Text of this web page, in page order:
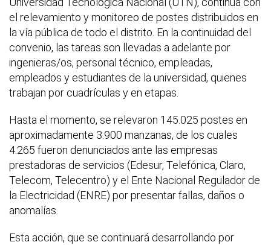
el relevamiento y monitoreo de postes distribuidos en
la vía pública de todo el distrito. En la continuidad del
convenio, las tareas son llevadas a adelante por
ingenieras/os, personal técnico, empleadas,
empleados y estudiantes de la universidad, quienes
trabajan por cuadrículas y en etapas.
Hasta el momento, se relevaron 145.025 postes en
aproximadamente 3.900 manzanas, de los cuales
4.265 fueron denunciados ante las empresas
prestadoras de servicios (Edesur, Telefónica, Claro,
Telecom, Telecentro) y el Ente Nacional Regulador de
la Electricidad (ENRE) por presentar fallas, daños o
anomalías.
Esta acción, que se continuará desarrollando por